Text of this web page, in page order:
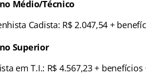
Médio/Técnico
Cadista: R$ 2.047,54 +
Superior
em T.I.: R$ 4.567,23 +